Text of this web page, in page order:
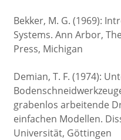
Bekker, M. G. (1969):
Systems. Ann Arbor,
Press, Michigan
Demian, T. F. (1974):
grabenlos arbeitende
einfachen Modellen.
Universität, Göttingen